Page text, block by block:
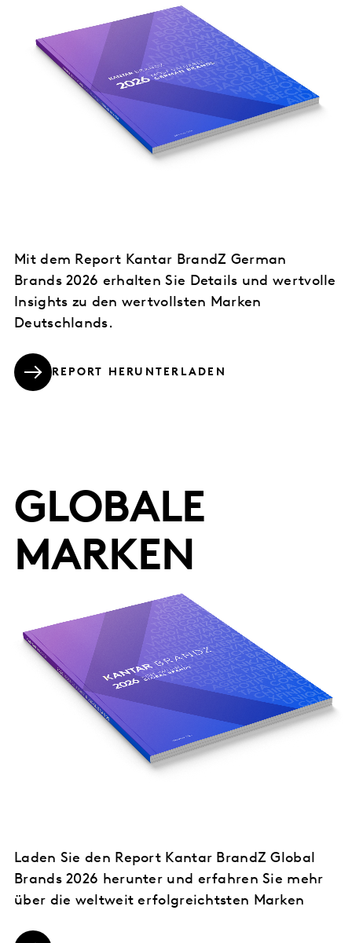
Mit dem Report Kantar BrandZ German
Brands 2026 erhalten Sie Details und wertvolle
Insights zu den wertvollsten Marken
Deutschlands.
REPORT HERUNTERLADEN
GLOBALE
MARKEN
Laden Sie den Report Kantar BrandZ Global
Brands 2026 herunter und erfahren Sie mehr
über die weltweit erfolgreichtsten Marken